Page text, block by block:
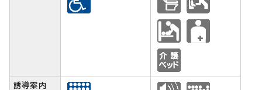
誘導案内